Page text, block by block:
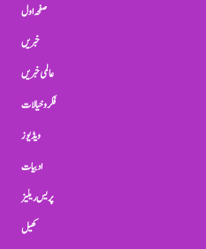
صفحہ اول
خبریں
عالمی خبریں
فکر و خیالات
ویڈیوز
ادبیات
پریس ریلیز
کھیل